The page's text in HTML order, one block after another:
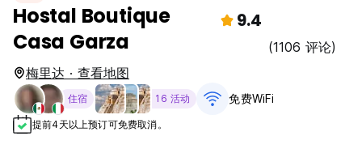
Hostal Boutique
Casa Garza
9.4
(1106 评论)
梅里达 · 查看地图
住宿 16 活动 免费WiFi
提前4天以上预订可免费取消。